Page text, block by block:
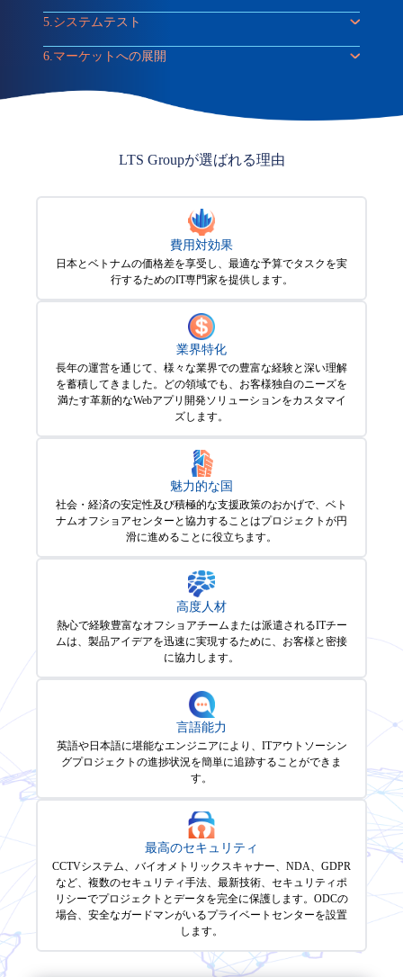
5. システムテスト
6. マーケットへの展開
LTS Groupが選ばれる理由
費用対効果
日本とベトナムの価格差を享受し、最適な予算でタスクを実
行するためのIT専門家を提供します。
業界特化
長年の運営を通じて、様々な業界での豊富な経験と深い理解
を蓄積してきました。どの領域でも、お客様独自のニーズを
満たす革新的なWebアプリ開発ソリューションをカスタマイ
ズします。
魅力的な国
社会・経済の安定性及び積極的な支援政策のおかげで、ベト
ナムオフショアセンターと協力することはプロジェクトが円
滑に進めることに役立ちます。
高度人材
熱心で経験豊富なオフショアチームまたは派遣されるITチー
ムは、製品アイデアを迅速に実現するために、お客様と密接
に協力します。
言語能力
英語や日本語に堪能なエンジニアにより、ITアウトソーシン
グプロジェクトの進捗状況を簡単に追跡することができま
す。
最高のセキュリティ
CCTVシステム、バイオメトリックスキャナー、NDA、GDPR
など、複数のセキュリティ手法、最新技術、セキュリティポ
リシーでプロジェクトとデータを完全に保護します。ODCの
場合、安全なガードマンがいるプライベートセンターを設置
します。